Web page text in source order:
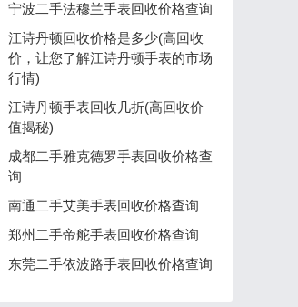
宁波二手法穆兰手表回收价格查询
江诗丹顿回收价格是多少(高回收
价，让您了解江诗丹顿手表的市场
行情)
江诗丹顿手表回收几折(高回收价
值揭秘)
成都二手雅克德罗手表回收价格查
询
南通二手艾美手表回收价格查询
郑州二手帝舵手表回收价格查询
东莞二手依波路手表回收价格查询